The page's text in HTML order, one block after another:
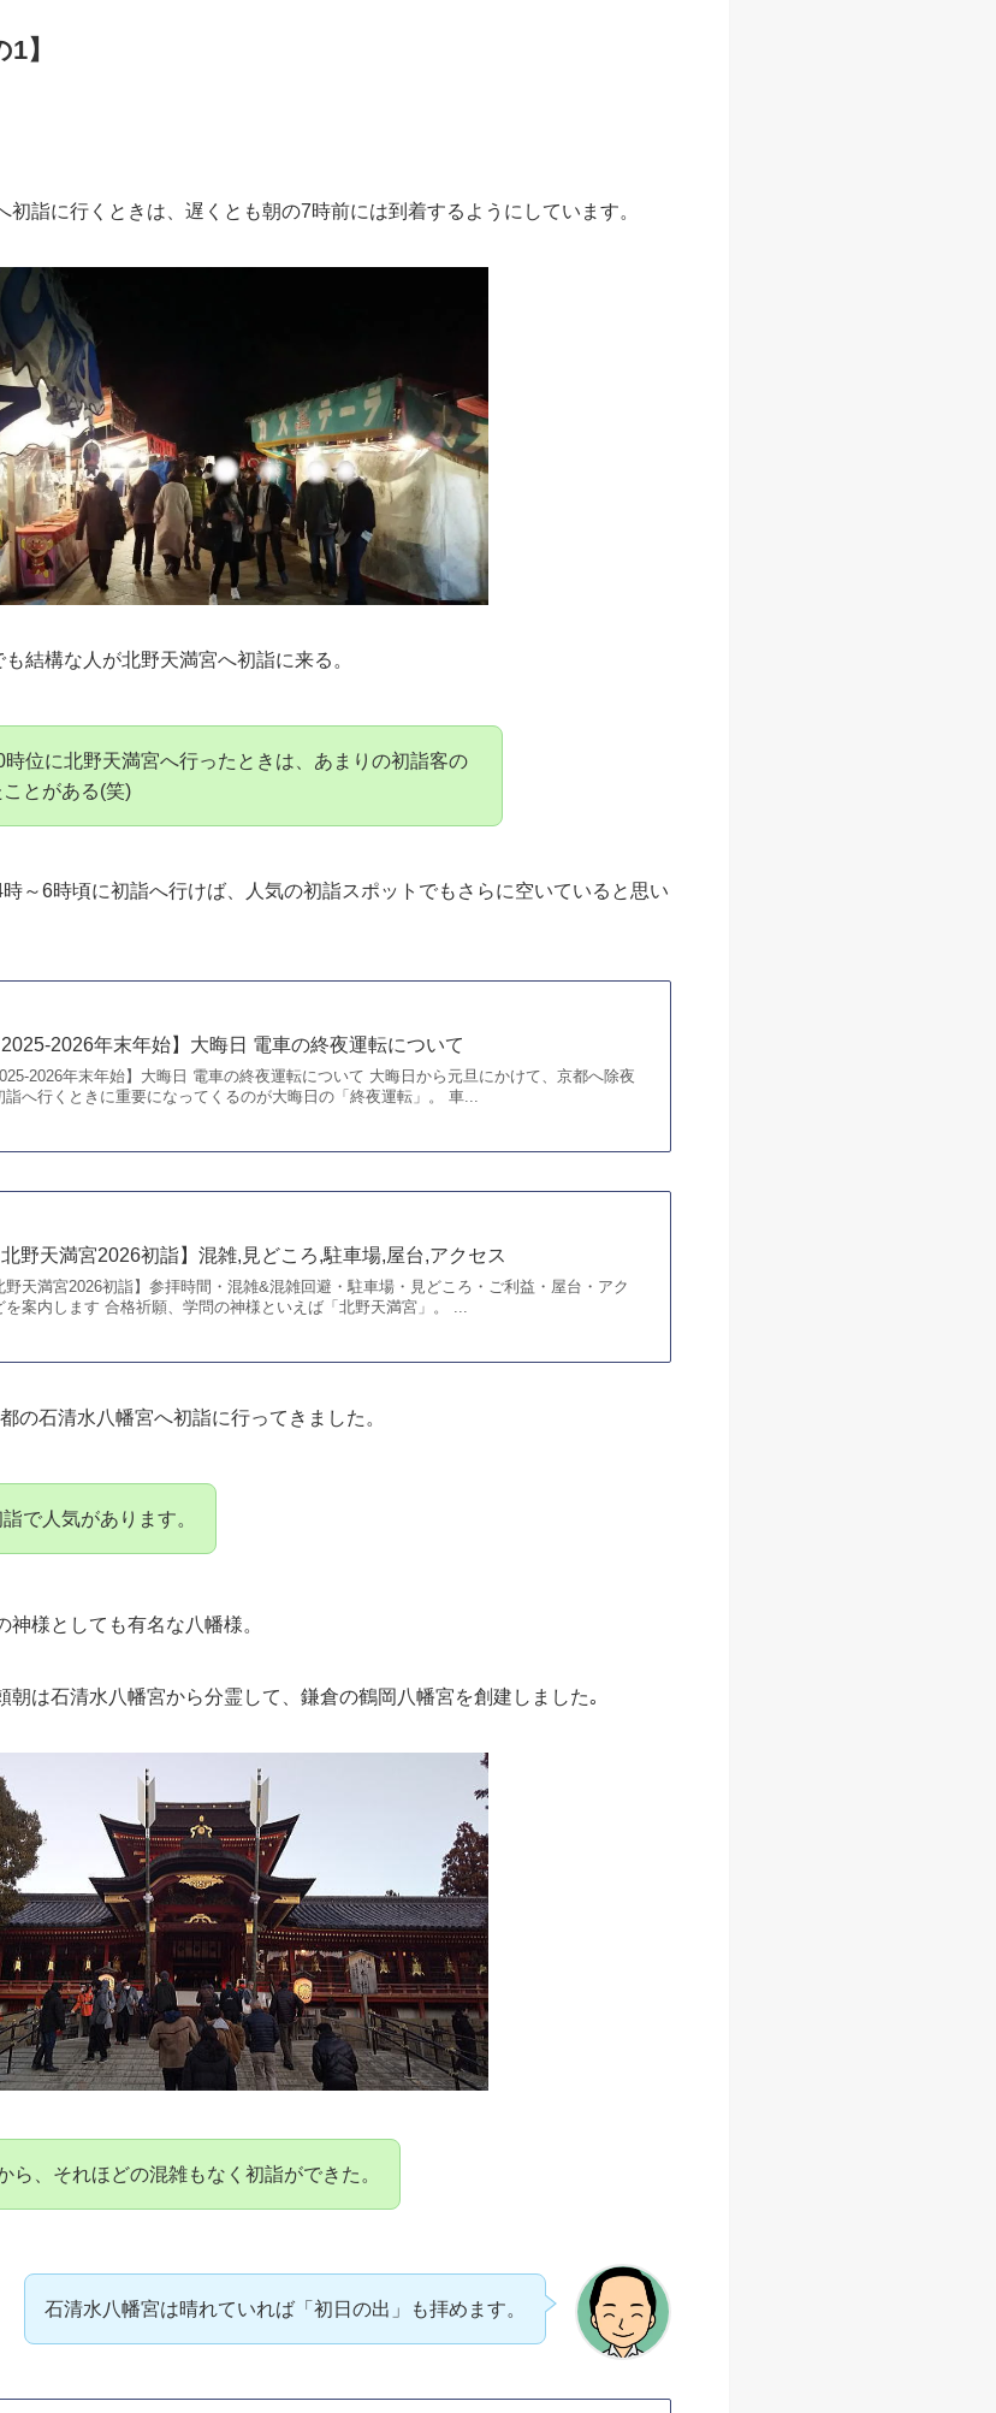
の1】
まとめ
1】
も結構な人が北野天満宮へ初詣に来る。
位に北野天満宮へ行ったときは、あまりの初詣客の
とがある(笑)
～6時頃に初詣へ行けば、人気の初詣スポットでもさらに空いていると思い
2026年末年始】大晦日 電車の終夜運転について 大晦日から元旦にかけて、京都へ除夜
詣へ行くときに重要になってくるのが大晦日の「終夜運転」。 車...
野天満宮2026初詣】参拝時間・混雑&混雑回避・駐車場・見どころ・ご利益・屋台・アク
の石清水八幡宮へ初詣に行ってきました。
詣で人気があります。
神様としても有名な八幡様。